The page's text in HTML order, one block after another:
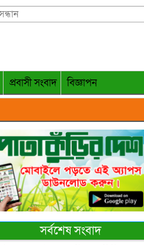
প্রবাসী সংবাদ
বিজ্ঞাপন
সর্বশেষ সংবাদ